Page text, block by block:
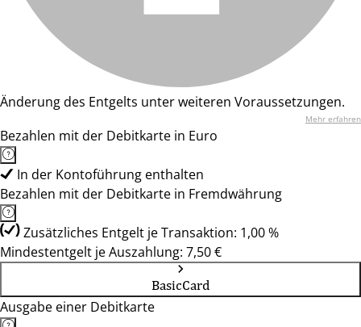
Änderung des Entgelts unter weiteren Voraussetzungen.
Mehr erfahren
Bezahlen mit der Debitkarte in Euro
In der Kontoführung enthalten
Bezahlen mit der Debitkarte in Fremdwährung
Zusätzliches Entgelt je Transaktion: 1,00 %
Mindestentgelt je Auszahlung: 7,50 €
BasicCard
Ausgabe einer Debitkarte